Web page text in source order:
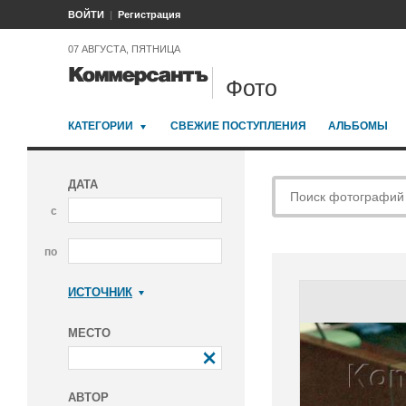
ВОЙТИ Регистрация
07 АВГУСТА, ПЯТНИЦА
Фото
КАТЕГОРИИ СВЕЖИЕ ПОСТУПЛЕНИЯ АЛЬБОМЫ
ДАТА
с
по
ИСТОЧНИК
МЕСТО
АВТОР